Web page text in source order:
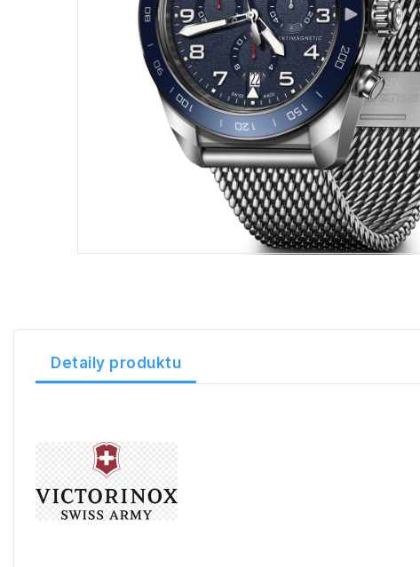
Detaily produktu